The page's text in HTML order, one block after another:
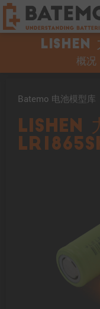
Lishen
概况
Batemo 电池模型库
Lishen